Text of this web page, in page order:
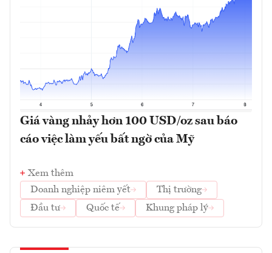
Giá vàng nhảy hơn 100 USD/oz sau báo
cáo việc làm yếu bất ngờ của Mỹ
Xem thêm
Doanh nghiệp niêm yết
Thị trường
Đầu tư
Quốc tế Khung pháp lý